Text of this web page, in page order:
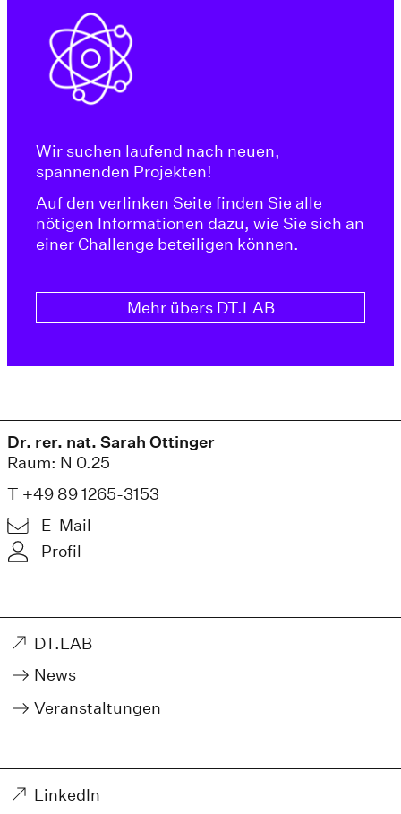
Wir suchen laufend nach neuen,
spannenden Projekten!
Auf den verlinken Seite finden Sie alle
nötigen Informationen dazu, wie Sie sich an
einer Challenge beteiligen können.
Mehr übers DT.LAB
Dr. rer. nat. Sarah Ottinger
Raum: N 0.25
T +49 89 1265-3153
E-Mail
Profil
DT.LAB
News
Veranstaltungen
LinkedIn